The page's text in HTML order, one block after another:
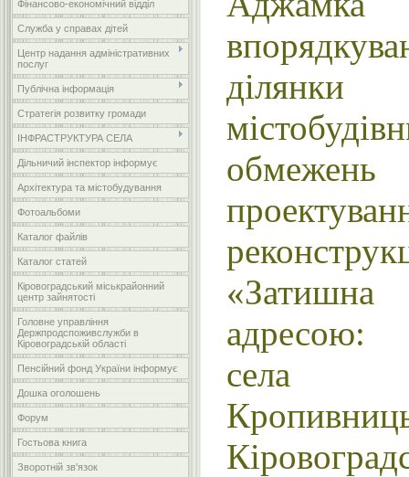
Фінансово-економічний відділ
Служба у справах дітей
Центр надання адміністративних
послуг
Публічна інформація
Стратегія розвитку громади
ІНФРАСТРУКТУРА СЕЛА
Дільничий інспектор інформує
Архітектура та містобудування
Фотоальбоми
Каталог файлів
Каталог статей
Кіровоградський міськрайонний
центр зайнятості
Головне управління
Держпродспоживслужби в
Кіровоградській області
Пенсійний фонд України інформує
Дошка оголошень
Форум
Гостьова книга
Зворотній зв'язок
адресою:
села